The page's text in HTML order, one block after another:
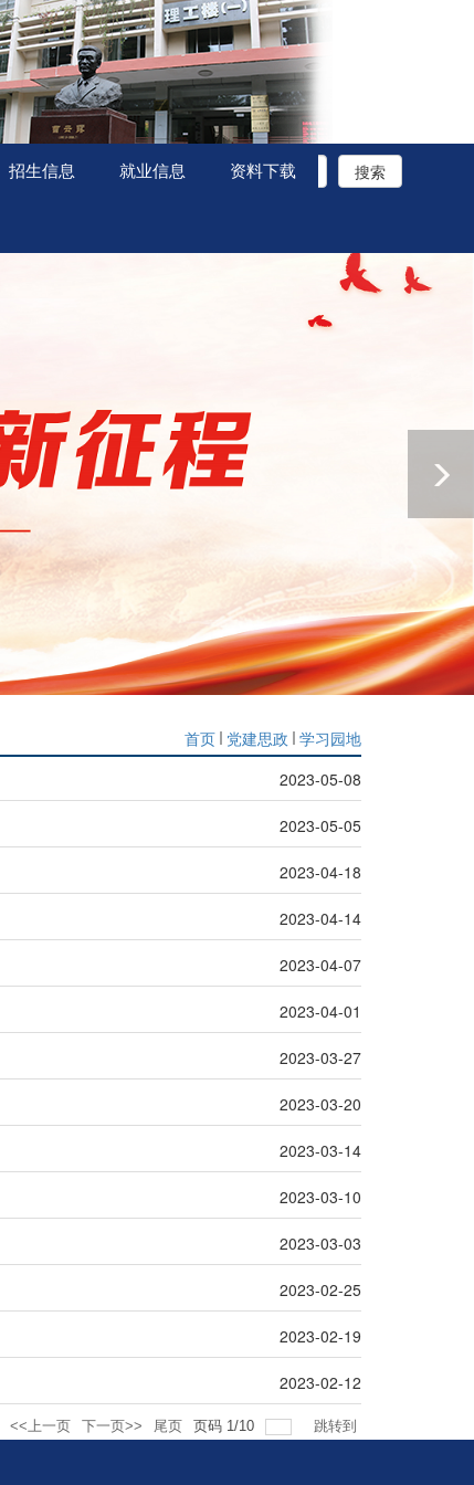
招生信息 就业信息 资料下载
首页 党建思政 学习园地
2023-05-08
2023-05-05
2023-04-18
2023-04-14
2023-04-07
2023-04-01
2023-03-27
2023-03-20
2023-03-14
2023-03-10
2023-03-03
2023-02-25
2023-02-19
2023-02-12
<<上一页 下一页>> 尾页 页码 1/10 跳转到